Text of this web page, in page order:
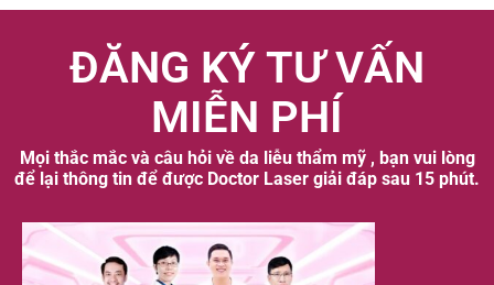
ĐĂNG KÝ TƯ VẤN
MIỄN PHÍ
Mọi thắc mắc và câu hỏi về da liễu thẩm mỹ , bạn vui lòng
để lại thông tin để được Doctor Laser giải đáp sau 15 phút.